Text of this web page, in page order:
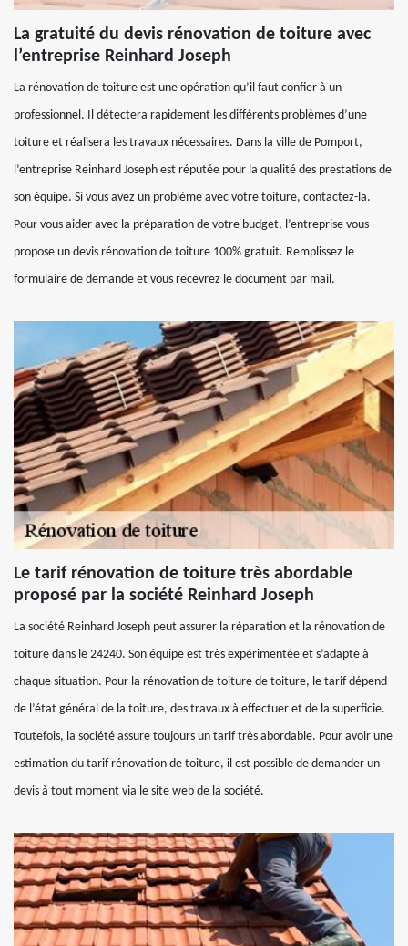
La gratuité du devis rénovation de toiture avec
l’entreprise Reinhard Joseph
La rénovation de toiture est une opération qu’il faut confier à un
professionnel. Il détectera rapidement les différents problèmes d’une
toiture et réalisera les travaux nécessaires. Dans la ville de Pomport,
l’entreprise Reinhard Joseph est réputée pour la qualité des prestations de
son équipe. Si vous avez un problème avec votre toiture, contactez-la.
Pour vous aider avec la préparation de votre budget, l’entreprise vous
propose un devis rénovation de toiture 100% gratuit. Remplissez le
formulaire de demande et vous recevrez le document par mail.
Le tarif rénovation de toiture très abordable
proposé par la société Reinhard Joseph
La société Reinhard Joseph peut assurer la réparation et la rénovation de
toiture dans le 24240. Son équipe est très expérimentée et s’adapte à
chaque situation. Pour la rénovation de toiture de toiture, le tarif dépend
de l’état général de la toiture, des travaux à effectuer et de la superficie.
Toutefois, la société assure toujours un tarif très abordable. Pour avoir une
estimation du tarif rénovation de toiture, il est possible de demander un
devis à tout moment via le site web de la société.